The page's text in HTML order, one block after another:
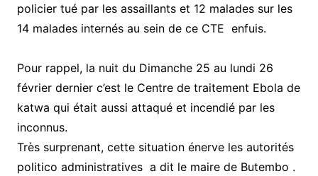
policier tué par les assaillants et 12 malades sur les
14 malades internés au sein de ce CTE enfuis.
Pour rappel, la nuit du Dimanche 25 au lundi 26
février dernier c’est le Centre de traitement Ebola de
katwa qui était aussi attaqué et incendié par les
inconnus.
Très surprenant, cette situation énerve les autorités
politico administratives a dit le maire de Butembo .